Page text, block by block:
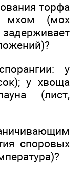
торфа
мхом (мох
у
у хвоща
(лист,
споровых